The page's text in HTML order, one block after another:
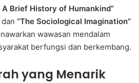
A Brief History of Humankind”
“The Sociological Imagination”
wawasan mendalam
berfungsi dan berkembang.
yang Menarik